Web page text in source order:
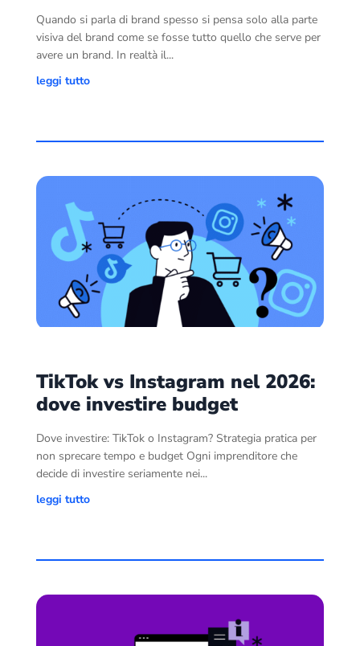
Quando si parla di brand spesso si pensa solo alla parte
visiva del brand come se fosse tutto quello che serve per
avere un brand. In realtà il...
leggi tutto
TikTok vs Instagram nel 2026:
dove investire budget
Dove investire: TikTok o Instagram? Strategia pratica per
non sprecare tempo e budget Ogni imprenditore che
decide di investire seriamente nei...
leggi tutto